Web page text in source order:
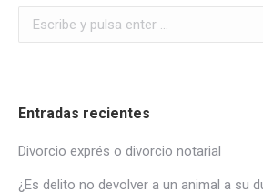
Buscar:
Entradas recientes
Divorcio exprés o divorcio notarial
¿Es delito no devolver a un animal a su